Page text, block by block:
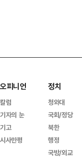
오피니언
칼럼
기자의 눈
기고
시사만평
정치
청와대
국회/정당
북한
행정
국방/외교